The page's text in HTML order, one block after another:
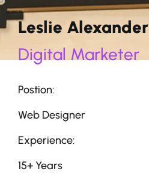
Leslie Alexander
Digital Marketer
Postion:
Web Designer
Experience:
15+ Years